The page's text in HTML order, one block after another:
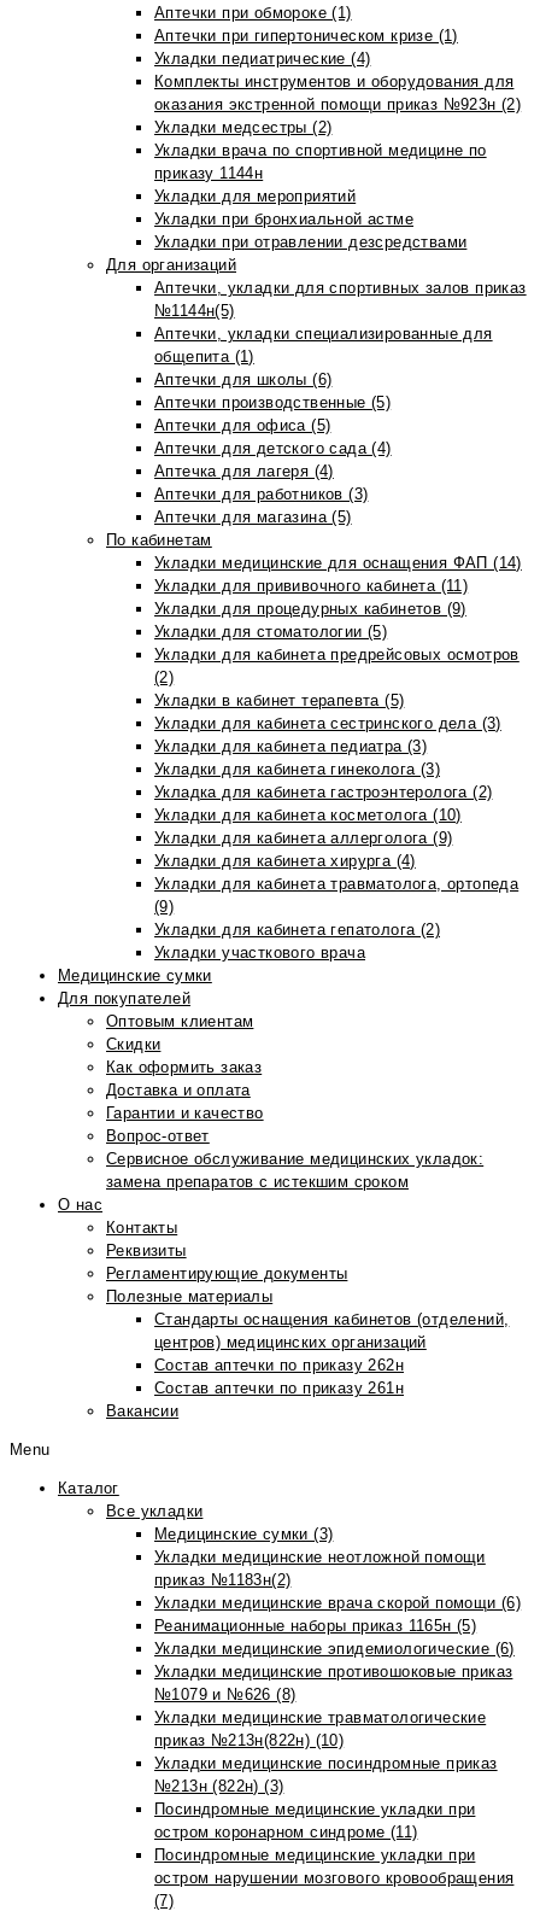
Аптечки при обмороке (1)
Аптечки при гипертоническом кризе (1)
Укладки педиатрические (4)
Комплекты инструментов и оборудования для
оказания экстренной помощи приказ №923н (2)
Укладки медсестры (2)
Укладки врача по спортивной медицине по
приказу 1144н
Укладки для мероприятий
Укладки при бронхиальной астме
Укладки при отравлении дезсредствами
Для организаций
Аптечки, укладки для спортивных залов приказ
№1144н(5)
Аптечки, укладки специализированные для
общепита (1)
Аптечки для школы (6)
Аптечки производственные (5)
Аптечки для офиса (5)
Аптечки для детского сада (4)
Аптечка для лагеря (4)
Аптечки для работников (3)
Аптечки для магазина (5)
По кабинетам
Укладки медицинские для оснащения ФАП (14)
Укладки для прививочного кабинета (11)
Укладки для процедурных кабинетов (9)
Укладки для стоматологии (5)
Укладки для кабинета предрейсовых осмотров
(2)
Укладки в кабинет терапевта (5)
Укладки для кабинета сестринского дела (3)
Укладки для кабинета педиатра (3)
Укладки для кабинета гинеколога (3)
Укладка для кабинета гастроэнтеролога (2)
Укладки для кабинета косметолога (10)
Укладки для кабинета аллерголога (9)
Укладки для кабинета хирурга (4)
Укладки для кабинета травматолога, ортопеда
(9)
Укладки для кабинета гепатолога (2)
Укладки участкового врача
Медицинские сумки
Для покупателей
Оптовым клиентам
Скидки
Как оформить заказ
Доставка и оплата
Гарантии и качество
Вопрос-ответ
Сервисное обслуживание медицинских укладок:
замена препаратов с истекшим сроком
О нас
Контакты
Реквизиты
Регламентирующие документы
Полезные материалы
Стандарты оснащения кабинетов (отделений,
центров) медицинских организаций
Состав аптечки по приказу 262н
Состав аптечки по приказу 261н
Вакансии
Menu
Каталог
Все укладки
Медицинские сумки (3)
Укладки медицинские неотложной помощи
приказ №1183н(2)
Укладки медицинские врача скорой помощи (6)
Реанимационные наборы приказ 1165н (5)
Укладки медицинские эпидемиологические (6)
Укладки медицинские противошоковые приказ
№1079 и №626 (8)
Укладки медицинские травматологические
приказ №213н(822н) (10)
Укладки медицинские посиндромные приказ
№213н (822н) (3)
Посиндромные медицинские укладки при
остром коронарном синдроме (11)
Посиндромные медицинские укладки при
остром нарушении мозгового кровообращения
(7)